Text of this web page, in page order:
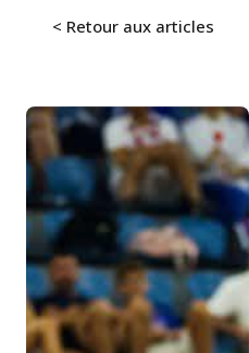
< Retour aux articles